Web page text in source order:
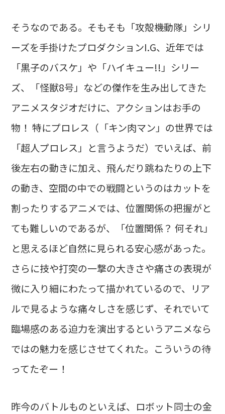
そうなのである。そもそも「攻殻機動隊」シリ
ーズを手掛けたプロダクションI.G、近年では
「黒子のバスケ」や「ハイキュー!!」シリー
ズ、「怪獣8号」などの傑作を生み出してきた
アニメスタジオだけに、アクションはお手の
物！ 特にプロレス（「キン肉マン」の世界では
「超人プロレス」と言うようだ）でいえば、前
後左右の動きに加え、飛んだり跳ねたりの上下
の動き、空間の中での戦闘というのはカットを
割ったりするアニメでは、位置関係の把握がと
ても難しいのであるが、「位置関係？ 何それ」
と思えるほど自然に見られる安心感があった。
さらに技や打突の一撃の大きさや痛さの表現が
微に入り細にわたって描かれているので、リア
ルで見るような痛々しさを感じず、それでいて
臨場感のある迫力を演出するというアニメなら
ではの魅力を感じさせてくれた。こういうの待
ってたぞー！
昨今のバトルものといえば、ロボット同士の金